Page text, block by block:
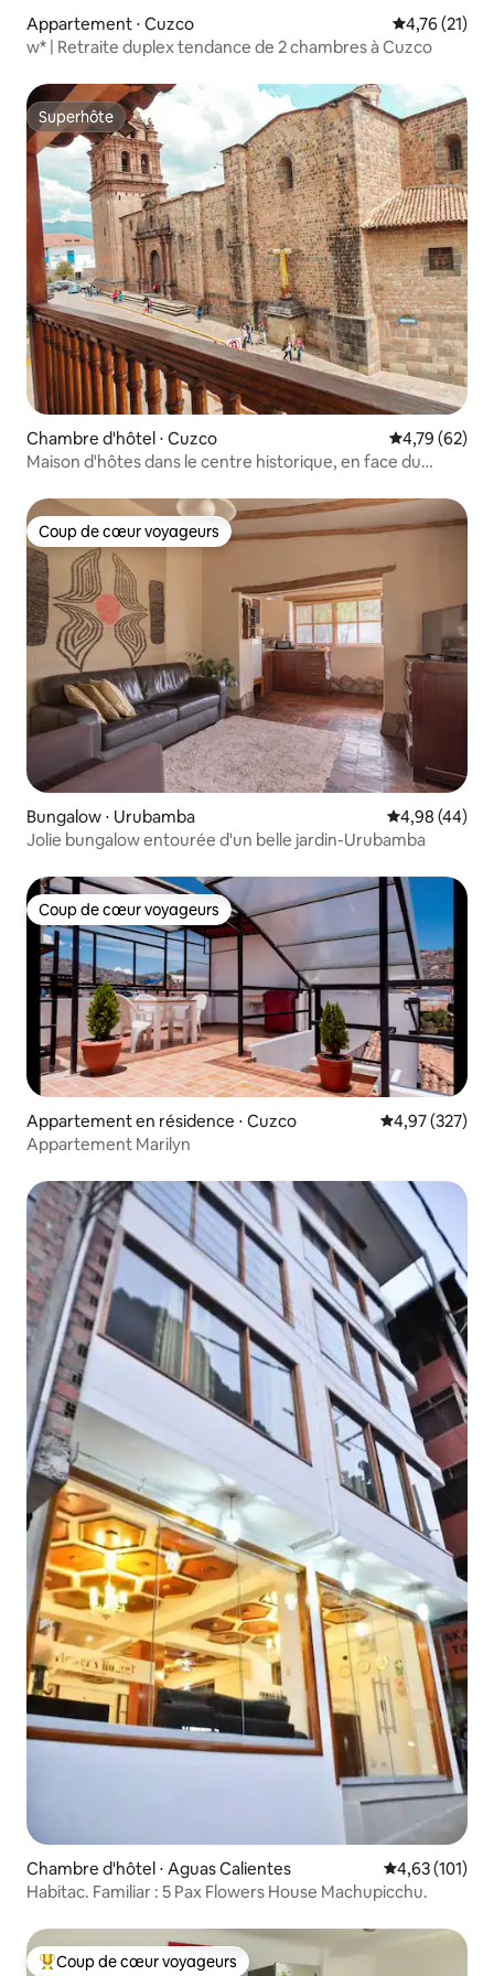
Appartement ⋅ Cuzco Évaluation
4,76 (21)
w* | Retraite duplex tendance de 2 chambres à Cuzco
Superhôte
Superhôte
Chambre d'hôtel ⋅ Cuzco Évaluation
4,79 (62)
Maison d'hôtes dans le centre historique, en face du
Coup de cœur voyageurs
Coup de cœur voyageurs
Bungalow ⋅ Urubamba Évaluation
4,98 (44)
Jolie bungalow entourée d'un belle jardin-Urubamba
Coup de cœur voyageurs
Coup de cœur voyageurs
Appartement en résidence ⋅ Cuzco Évaluation
4,97 (327)
Appartement Marilyn
Chambre d'hôtel ⋅ Aguas Calientes Évaluation
4,63 (101)
Habitac. Familiar : 5 Pax Flowers House Machupicchu.
Coups de cœur voyageurs les plus appréciés
Coup de cœur voyageurs